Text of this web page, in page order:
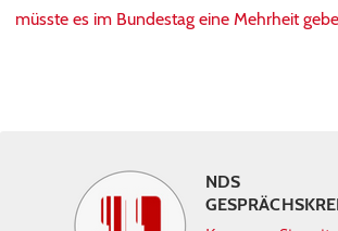
müsste es im Bundestag eine Mehrheit
NDS